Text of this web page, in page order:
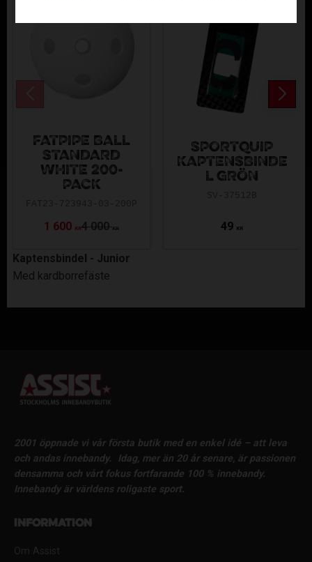
FATPIPE BALL
STANDARD
WHITE 200-
PACK
1 600 KR4 000 KR
SPORTQUIP
KAPTENSBINDE
L GRÖN
49 KR
Kaptensbindel - Junior
Med kardborrefäste
2001 öppnade vi vår första butik med en enkel idé – att leva
och andas innebandy.
Idag, mer än 20 år senare, är passionen
densamma och vårt fokus fortfarande 100 % innebandy.
Innebandy är världens roligaste sport.
Information
Om Assist